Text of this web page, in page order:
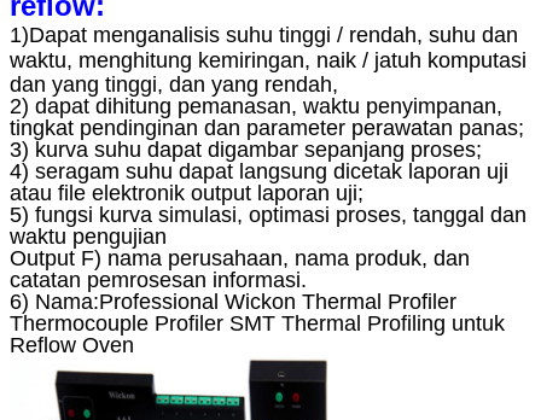
1)Dapat menganalisis suhu tinggi / rendah, suhu dan
waktu, menghitung kemiringan, naik / jatuh komputasi
dan yang tinggi, dan yang rendah,
2) dapat dihitung pemanasan, waktu penyimpanan,
tingkat pendinginan dan parameter perawatan panas;
3) kurva suhu dapat digambar sepanjang proses;
4) seragam suhu dapat langsung dicetak laporan uji
atau file elektronik output laporan uji;
5) fungsi kurva simulasi, optimasi proses, tanggal dan
waktu pengujian
Output F) nama perusahaan, nama produk, dan
catatan pemrosesan informasi.
6) Nama:Professional Wickon Thermal Profiler
Thermocouple Profiler SMT Thermal Profiling untuk
Reflow Oven